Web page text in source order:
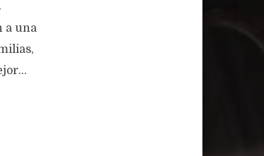
a una